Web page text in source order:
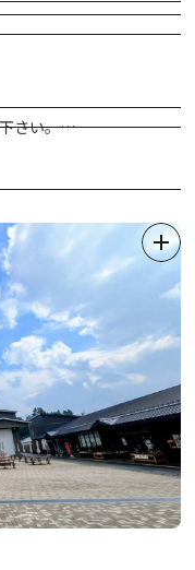
さい。
テーマのもと、スフィン
遺跡、サグラダファミ
築物を25分の１の縮尺
です。
サイズになっており、そ
っくり！
スはまさに職人技です。
以上の盆栽などの植物も
しませてくれます。
参加して、より園内を楽